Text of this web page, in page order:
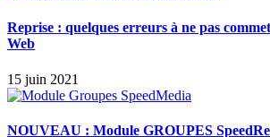
Reprise : quelques erreurs à ne pas
Web
15 juin 2021
NOUVEAU : Module GROUPES